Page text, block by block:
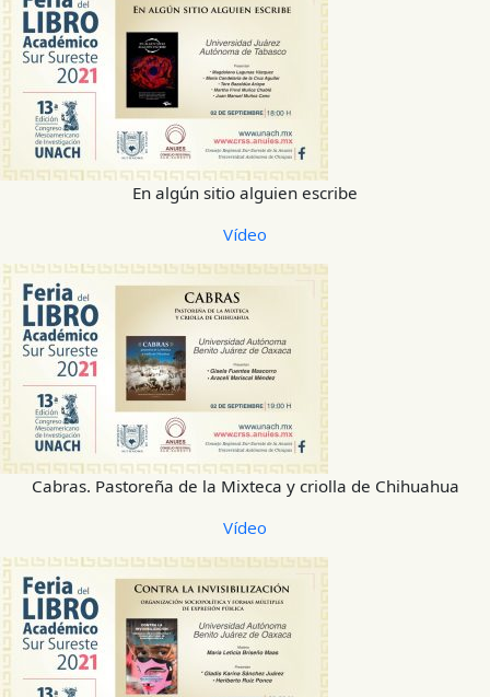
En algún sitio alguien escribe
Vídeo
Cabras. Pastoreña de la Mixteca y criolla de Chihuahua
Vídeo